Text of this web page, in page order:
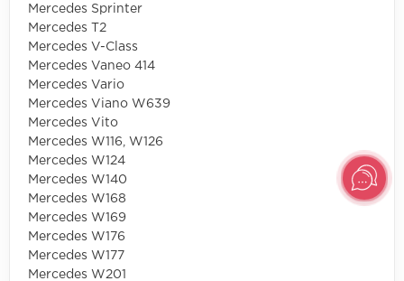
Mercedes Sprinter
Mercedes T2
Mercedes V-Class
Mercedes Vaneo 414
Mercedes Vario
Mercedes Viano W639
Mercedes Vito
Mercedes W116, W126
Mercedes W124
Mercedes W140
Mercedes W168
Mercedes W169
Mercedes W176
Mercedes W177
Mercedes W201